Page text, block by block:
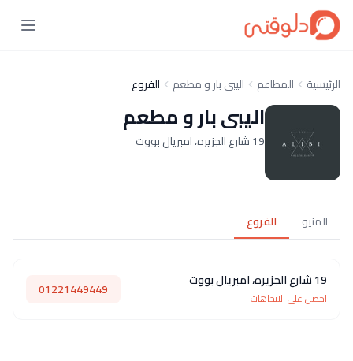
الرئيسية المطاعم اليبى بار و مطعم الفروع
اليبى بار و مطعم
19 شارع الجزيره، امبريال بووت
المنيو الفروع
19 شارع الجزيره، امبريال بووت
احصل على الاتجاهات 01221449449